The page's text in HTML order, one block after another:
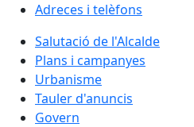
Adreces i telèfons
Salutació de l'Alcalde
Plans i campanyes
Urbanisme
Tauler d'anuncis
Govern